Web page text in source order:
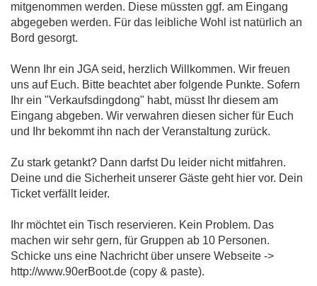
mitgenommen werden. Diese müssten ggf. am Eingang
abgegeben werden. Für das leibliche Wohl ist natürlich an
Bord gesorgt.
Wenn Ihr ein JGA seid, herzlich Willkommen. Wir freuen
uns auf Euch. Bitte beachtet aber folgende Punkte. Sofern
Ihr ein "Verkaufsdingdong" habt, müsst Ihr diesem am
Eingang abgeben. Wir verwahren diesen sicher für Euch
und Ihr bekommt ihn nach der Veranstaltung zurück.
Zu stark getankt? Dann darfst Du leider nicht mitfahren.
Deine und die Sicherheit unserer Gäste geht hier vor. Dein
Ticket verfällt leider.
Ihr möchtet ein Tisch reservieren. Kein Problem. Das
machen wir sehr gern, für Gruppen ab 10 Personen.
Schicke uns eine Nachricht über unsere Webseite ->
http://www.90erBoot.de (copy & paste).